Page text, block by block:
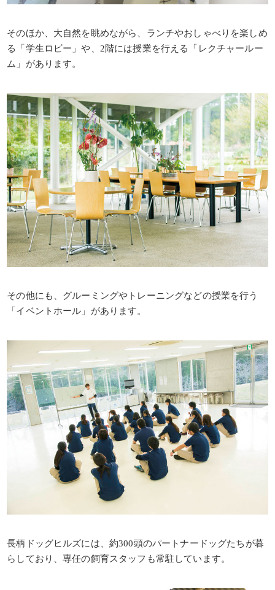
そのほか、大自然を眺めながら、ランチやおしゃべりを楽しめ
る「学生ロビー」や、2階には授業を行える「レクチャールー
ム」があります。
その他にも、グルーミングやトレーニングなどの授業を行う
「イベントホール」があります。
長柄ドッグヒルズには、約300頭のパートナードッグたちが暮
らしており、専任の飼育スタッフも常駐しています。